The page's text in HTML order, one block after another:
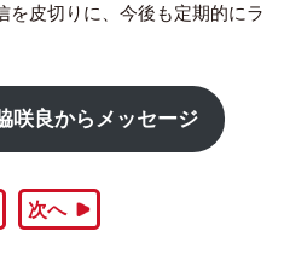
を皮切りに、今後も定期的にラ
咲良からメッセージ
次へ